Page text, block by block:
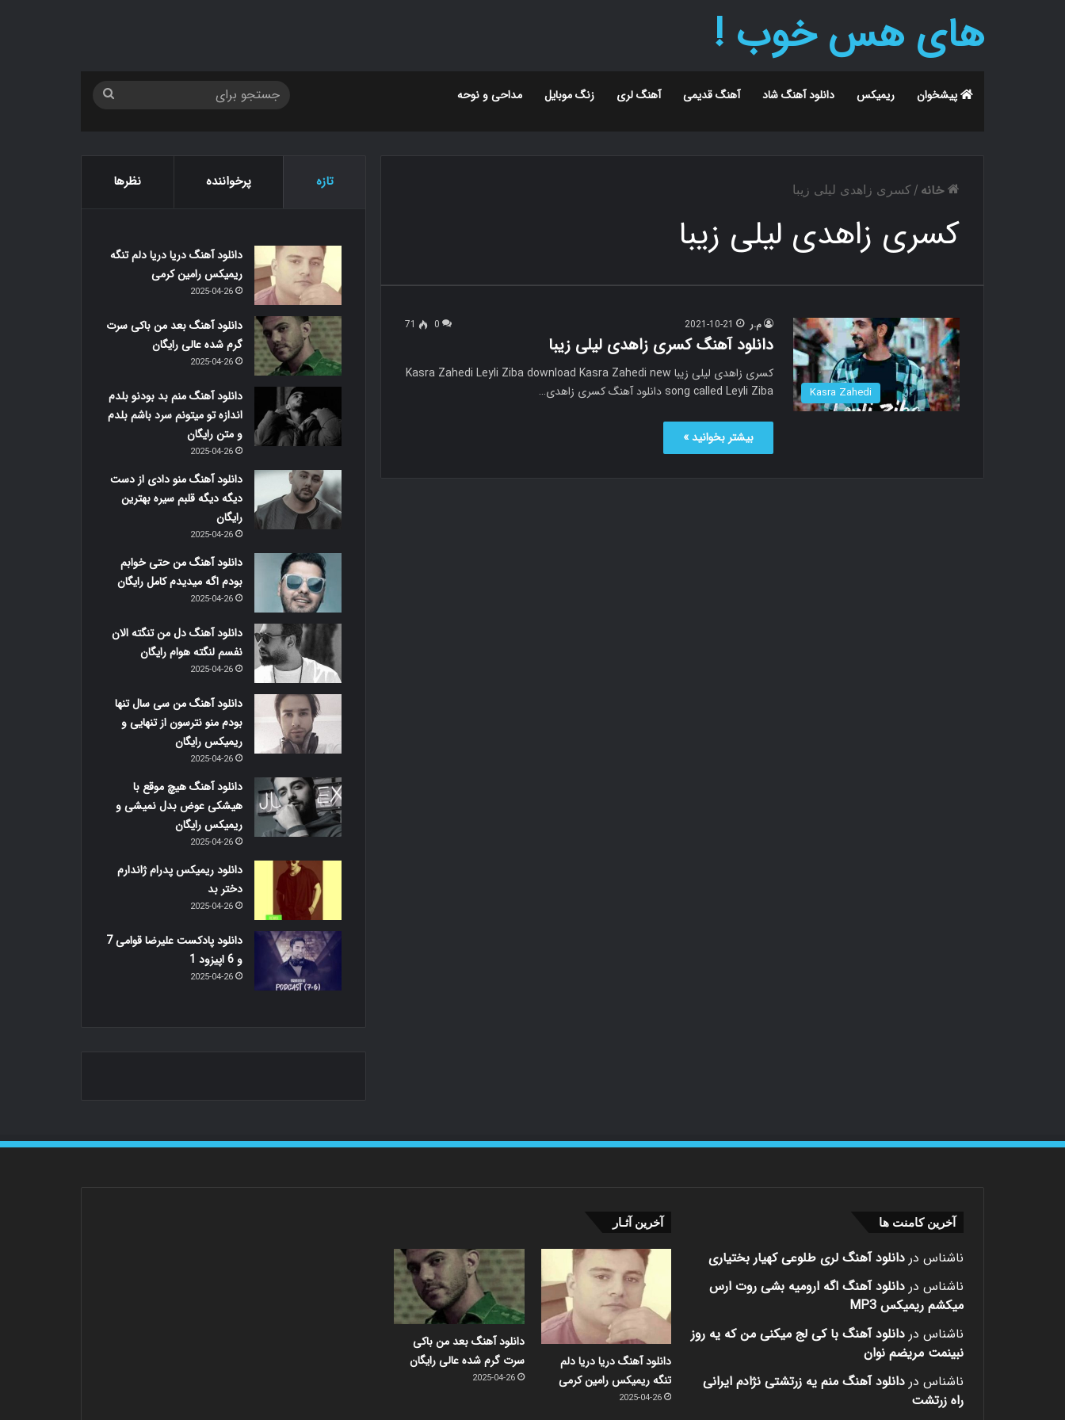
های هس خوب !
پیشخوان ریمیکس دانلود آهنگ شاد آهنگ قدیمی آهنگ لری زنگ موبایل مداحی و نوحه
خانه / کسری زاهدی لیلی زیبا
کسری زاهدی لیلی زیبا
Kasra Zahedi
م.ر 2021-10-21
0
71
دانلود آهنگ کسری زاهدی لیلی زیبا
کسری زاهدی لیلی زیبا Kasra Zahedi Leyli Ziba download Kasra Zahedi new
song called Leyli Ziba دانلود آهنگ کسری زاهدی…
بیشتر بخوانید »
تازه پرخواننده نظرها
دانلود آهنگ دریا دریا دلم تنگه
ریمیکس رامین کرمی
2025-04-26
دانلود آهنگ بعد من باکی سرت
گرم شده عالی رایگان
2025-04-26
دانلود آهنگ منم بد بودنو بلدم
اندازه تو میتونم سرد باشم بلدم
و متن رایگان
2025-04-26
دانلود آهنگ منو دادی از دست
دیگه دیگه قلبم سیره بهترین
رایگان
2025-04-26
دانلود آهنگ من حتی خوابم
بودم اگه میدیدم کامل رایگان
2025-04-26
دانلود آهنگ دل من تنگته الان
نفسم لنگته هوام رایگان
2025-04-26
دانلود آهنگ من سی سال تنها
بودم منو نترسون از تنهایی و
ریمیکس رایگان
2025-04-26
دانلود آهنگ هیچ موقع با
هیشکی عوض بدل نمیشی و
ریمیکس رایگان
2025-04-26
دانلود ریمیکس پدرام ژاندارم
دختر بد
2025-04-26
دانلود پادکست علیرضا قوامی 7
و 6 اپیزود 1
2025-04-26
آخرین کامنت ها
ناشناس در دانلود آهنگ لری طلوعی کهیار بختیاری
ناشناس در دانلود آهنگ اگه ارومیه بشی روت ارس
میکشم ریمیکس MP3
ناشناس در دانلود آهنگ با کی لج میکنی من که یه روز
نبینمت مریضم نوان
ناشناس در دانلود آهنگ منم یه زرتشتی نژادم ایرانی
راه زرتشت
آخرین آثـار
دانلود آهنگ دریا دریا دلم
تنگه ریمیکس رامین کرمی
2025-04-26
دانلود آهنگ بعد من باکی
سرت گرم شده عالی رایگان
2025-04-26